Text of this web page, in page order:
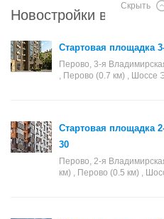
Скрыть
Новостройки в районе
Стартовая площадка
Перово, 3-я
, Перово (0.7 км) , Шоссе
Стартовая площадка
30
Перово, 2-я
км) , Перово (0.5 км) ,